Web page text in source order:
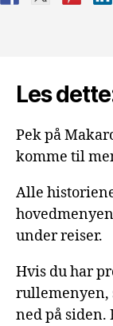
Les
Pek på
komme til
Alle
under reiser.
Hvis du har
rullemenyen,
ned på siden.